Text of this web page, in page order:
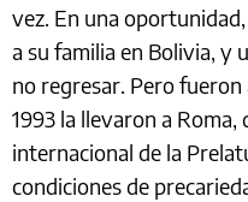
vez. En una
a su familia en Bolivia, y
no regresar. Pero fueron
1993 la llevaron a
internacional de la
condiciones de